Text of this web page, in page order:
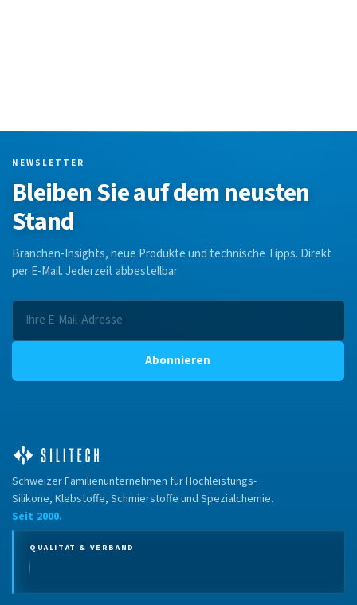
NEWSLETTER
Bleiben Sie auf dem neusten
Stand
Branchen-Insights, neue Produkte und technische Tipps. Direkt
per E-Mail. Jederzeit abbestellbar.
Abonnieren
Schweizer Familienunternehmen für Hochleistungs-
Silikone, Klebstoffe, Schmierstoffe und Spezialchemie.
Seit 2000.
QUALITÄT & VERBAND